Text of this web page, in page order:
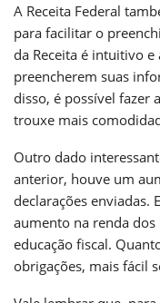
A Receita Federal
para facilitar o
da Receita é intuitivo
preencherem suas
disso, é possível fazer
trouxe mais
Outro dado
anterior, houve um
declarações enviadas.
aumento na renda
educação fiscal.
obrigações, mais fácil